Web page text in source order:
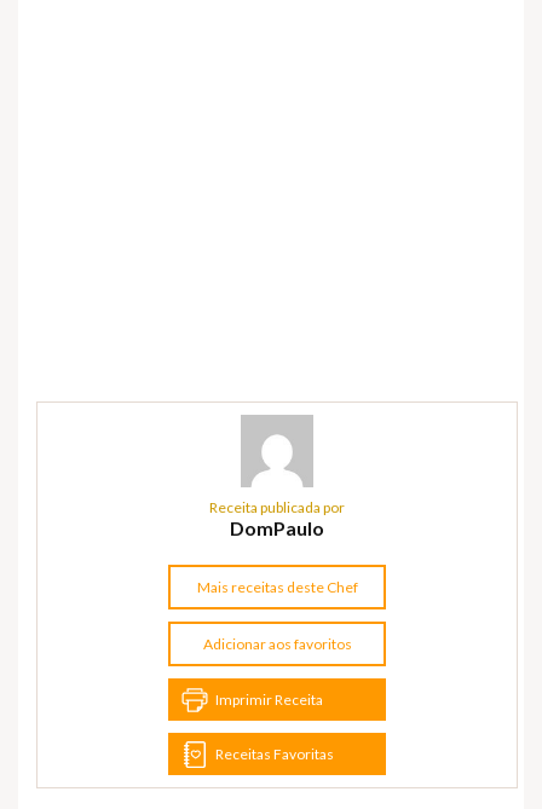
Receita publicada por
DomPaulo
Mais receitas deste Chef
Adicionar aos favoritos
Imprimir Receita
Receitas Favoritas